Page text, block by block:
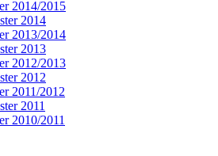
2014/2015
2014
2013/2014
2013
2012/2013
2012
2011/2012
2011
2010/2011